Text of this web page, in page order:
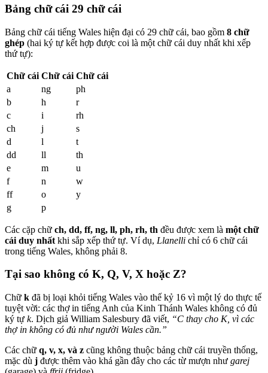
Bảng chữ cái 29 chữ cái
Bảng chữ cái tiếng Wales hiện đại có 29 chữ cái, bao gồm 8 chữ
ghép (hai ký tự kết hợp được coi là một chữ cái duy nhất khi xếp
thứ tự):
Chữ cái Chữ cái Chữ cái
a
ng
ph
b
h
r
c
i
rh
ch
j
s
d
l
t
dd
ll
th
e
m
u
f
n
w
ff
o
y
g
p
Các cặp chữ ch, dd, ff, ng, ll, ph, rh, th đều được xem là một chữ
cái duy nhất khi sắp xếp thứ tự. Ví dụ, Llanelli chỉ có 6 chữ cái
trong tiếng Wales, không phải 8.
Tại sao không có K, Q, V, X hoặc Z?
Chữ k đã bị loại khỏi tiếng Wales vào thế kỷ 16 vì một lý do thực tế
tuyệt vời: các thợ in tiếng Anh của Kinh Thánh Wales không có đủ
ký tự k. Dịch giả William Salesbury đã viết, “C thay cho K, vì các
thợ in không có đủ như người Wales cần.”
Các chữ q, v, x, và z cũng không thuộc bảng chữ cái truyền thống,
mặc dù j được thêm vào khá gần đây cho các từ mượn như garej